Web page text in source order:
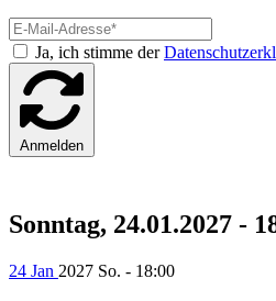
Ja, ich stimme der
Anmelden
Sonntag, 24.01.2027 -
24 Jan 2027 So. - 18:00